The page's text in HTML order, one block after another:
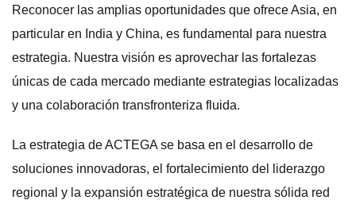
Reconocer las amplias oportunidades que ofrece Asia, en
particular en India y China, es fundamental para nuestra
estrategia. Nuestra visión es aprovechar las fortalezas
únicas de cada mercado mediante estrategias localizadas
y una colaboración transfronteriza fluida.
La estrategia de ACTEGA se basa en el desarrollo de
soluciones innovadoras, el fortalecimiento del liderazgo
regional y la expansión estratégica de nuestra sólida red